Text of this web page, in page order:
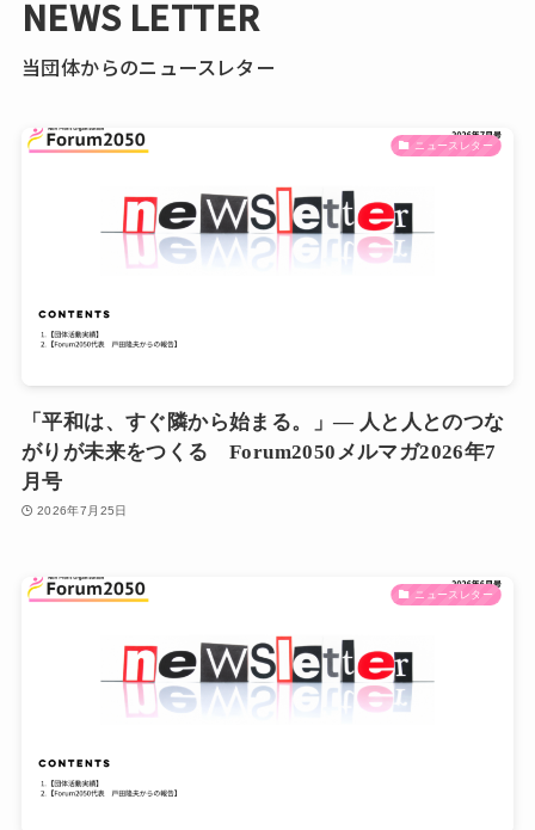
NEWS LETTER
当団体からのニュースレター
ニュースレター
「平和は、すぐ隣から始まる。」― 人と人とのつな
がりが未来をつくる Forum2050メルマガ2026年7
月号
2026年7月25日
ニュースレター